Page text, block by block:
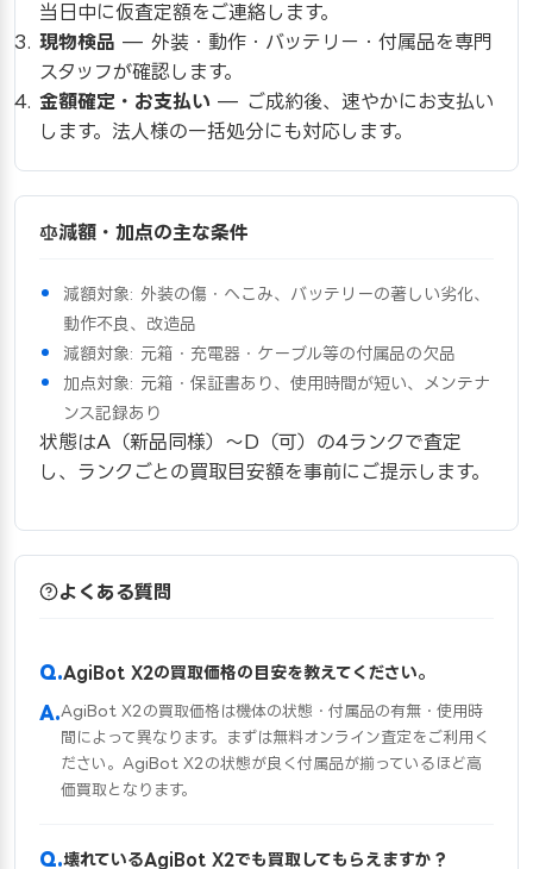
当日中に仮査定額をご連絡します。
現物検品 — 外装・動作・バッテリー・付属品を専門
スタッフが確認します。
金額確定・お支払い — ご成約後、速やかにお支払い
します。法人様の一括処分にも対応します。
減額・加点の主な条件
減額対象: 外装の傷・へこみ、バッテリーの著しい劣化、
動作不良、改造品
減額対象: 元箱・充電器・ケーブル等の付属品の欠品
加点対象: 元箱・保証書あり、使用時間が短い、メンテナ
ンス記録あり
状態はA（新品同様）〜D（可）の4ランクで査定
し、ランクごとの買取目安額を事前にご提示します。
よくある質問
AgiBot X2の買取価格の目安を教えてください。
AgiBot X2の買取価格は機体の状態・付属品の有無・使用時
間によって異なります。まずは無料オンライン査定をご利用く
ださい。AgiBot X2の状態が良く付属品が揃っているほど高
価買取となります。
壊れているAgiBot X2でも買取してもらえますか？